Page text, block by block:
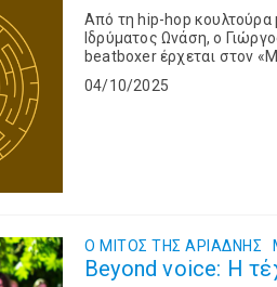
Από τη hip-hop κουλτούρα
Ιδρύματος Ωνάση, ο
beatboxer έρχεται στον
αναζητά την ελευθερία
04/10/2025
Ο ΜΙΤΟΣ ΤΗΣ ΑΡΙΑΔΝΗΣ
Beyond voice: Η